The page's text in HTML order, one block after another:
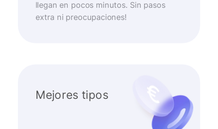
llegan en pocos minutos. Sin pasos
extra ni preocupaciones!
Mejores tipos